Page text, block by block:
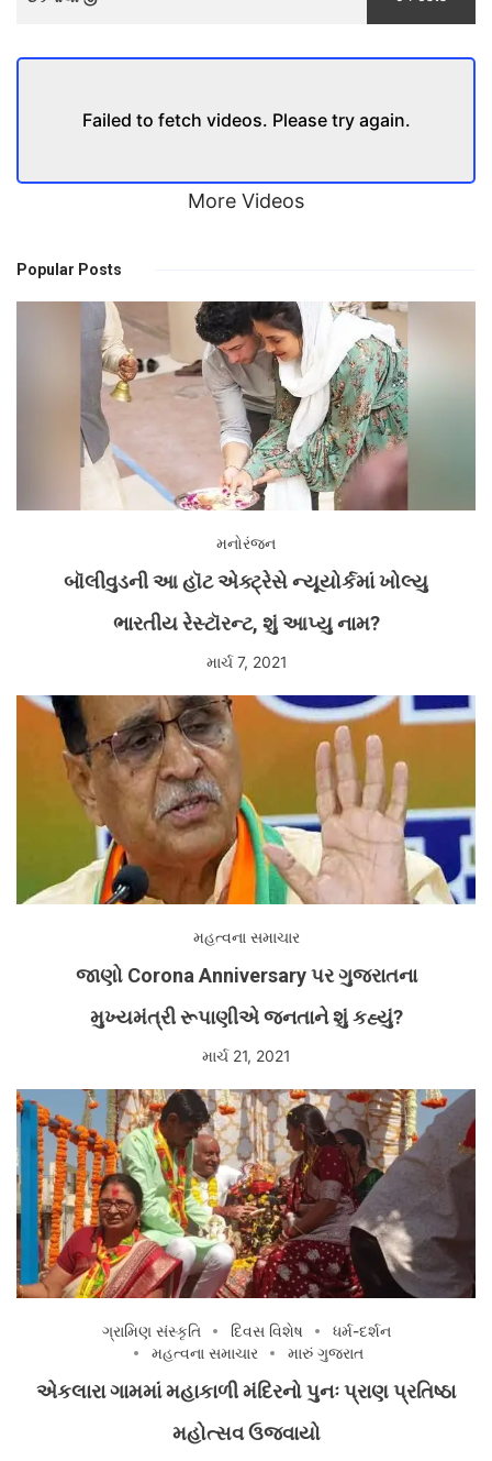
Failed to fetch videos. Please try again.
More Videos
Popular Posts
મનોરંજન
બૉલીવુડની આ હૉટ એક્ટ્રેસે ન્યૂયોર્કમાં ખોલ્યુ
ભારતીય રેસ્ટૉરન્ટ, શું આપ્યુ નામ?
માર્ચ 7, 2021
મહત્વના સમાચાર
જાણો Corona Anniversary પર ગુજરાતના
મુખ્યમંત્રી રૂપાણીએ જનતાને શું કહ્યું?
માર્ચ 21, 2021
ગ્રામિણ સંસ્કૃતિ દિવસ વિશેષ
ધર્મ-દર્શન
મહત્વના સમાચાર
મારું ગુજરાત
એકલારા ગામમાં મહાકાળી મંદિરનો પુનઃ પ્રાણ પ્રતિષ્ઠા
મહોત્સવ ઉજવાયો